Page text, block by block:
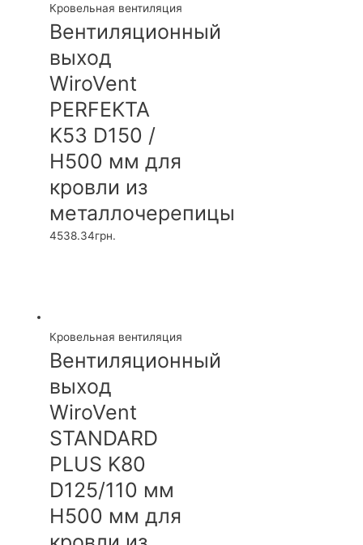
Кровельная вентиляция
Вентиляционный
выход
WiroVent
PERFEKTA
K53 D150 /
H500 мм для
кровли из
металлочерепицы
4538.34грн.
Кровельная вентиляция
Вентиляционный
выход
WiroVent
STANDARD
PLUS K80
D125/110 мм
H500 мм для